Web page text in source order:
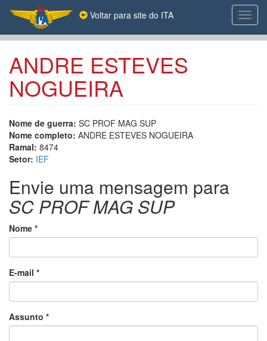
para
conteúdo
Voltar para site do ITA
ANDRE ESTEVES
NOGUEIRA
Nome de guerra: SC PROF MAG SUP
Nome completo: ANDRE ESTEVES NOGUEIRA
Ramal: 8474
Setor: IEF
Envie uma mensagem para
SC PROF MAG SUP
Nome *
E-mail *
Assunto *